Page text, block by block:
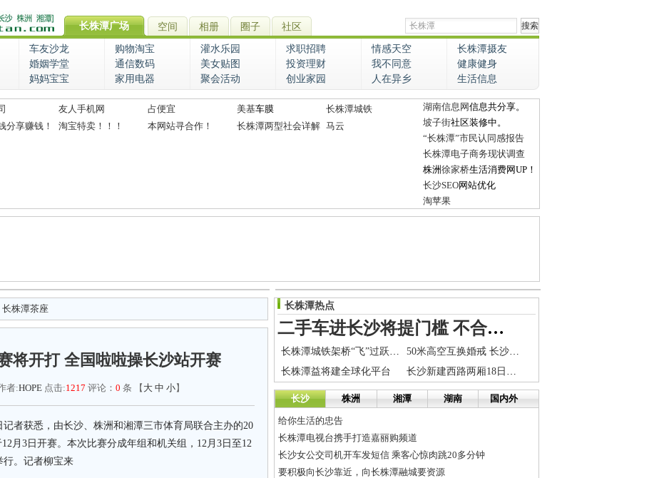
长株潭广场 空间 相册 圈子 社区
车友沙龙 购物淘宝 灌水乐园 求职招聘 情感天空
长株潭摄友
婚姻学堂 通信数码 美女贴图 投资理财 我不同意
健康健身
妈妈宝宝 家用电器 聚会活动 创业家园 人在异乡 生活信息
友人手机网 占便宜 美基车膜
长株潭城铁
分享赚钱！
淘宝特卖！！！ 本网站寻合作！ 长株潭两型社会详解 马云
湖南信息网信息共分享。
坡子街社区装修中。
“长株潭”市民认同感报告
长株潭电子商务现状调查
株洲徐家桥生活消费网UP！
长沙SEO网站优化
淘苹果
长株潭茶座
将开打 全国啦啦操长沙站开赛
者:HOPE点击:1217 评论： 0 条 【 大 中 小】
获悉，由长沙、株洲和湘潭三市体育局联合主办的20
月3日开赛。本次比赛分成年组和机关组，12月3日至12
行。记者柳宝来
长株潭热点
二手车进长沙将提门槛 不合标准将不予转移登记
长株潭城铁架桥“飞”过跃进湖 与沪昆线互通
50米高空互换婚戒 长沙热气球婚礼演绎空中浪漫
长株潭益将建全球化平台
长沙新建西路两厢18日晚停水 请市民做好储水准备
长沙 株洲 湘潭 湖南 国内外
给你生活的忠告
长株潭电视台携手打造嘉丽购频道
长沙女公交司机开车发短信 乘客心惊肉跳20多分钟
要积极向长沙靠近，向长株潭融城要资源